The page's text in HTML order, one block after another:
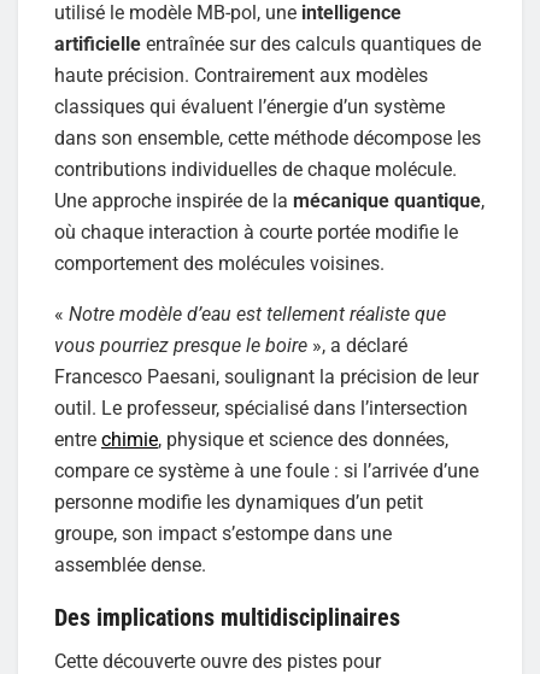
utilisé le modèle MB-pol, une intelligence
artificielle entraînée sur des calculs quantiques de
haute précision. Contrairement aux modèles
classiques qui évaluent l’énergie d’un système
dans son ensemble, cette méthode décompose les
contributions individuelles de chaque molécule.
Une approche inspirée de la mécanique quantique,
où chaque interaction à courte portée modifie le
comportement des molécules voisines.
« Notre modèle d’eau est tellement réaliste que
vous pourriez presque le boire », a déclaré
Francesco Paesani, soulignant la précision de leur
outil. Le professeur, spécialisé dans l’intersection
entre chimie, physique et science des données,
compare ce système à une foule : si l’arrivée d’une
personne modifie les dynamiques d’un petit
groupe, son impact s’estompe dans une
assemblée dense.
Des implications multidisciplinaires
Cette découverte ouvre des pistes pour